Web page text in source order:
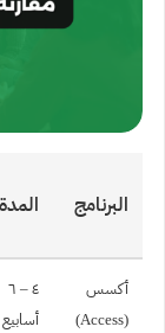
البرنامج المدة
أكسس
(Access)
٤ – ٦
أسابيع